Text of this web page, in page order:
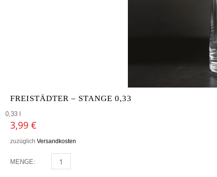
FREISTÄDTER – STANGE 0,33
0,33 l
3,99 €
zuzüglich Versandkosten
MENGE: FREISTÄDTER - STANGE 0,33 MENGE